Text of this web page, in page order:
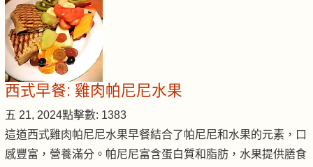
西式早餐: 雞肉帕尼尼水果
五 21, 2024點擊數: 1383
這道西式雞肉帕尼尼水果早餐結合了帕尼尼和水果的元素，口
感豐富，營養滿分。帕尼尼富含蛋白質和脂肪，水果提供膳食